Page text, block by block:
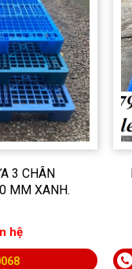
3 CHÂN
MM XANH.
hệ